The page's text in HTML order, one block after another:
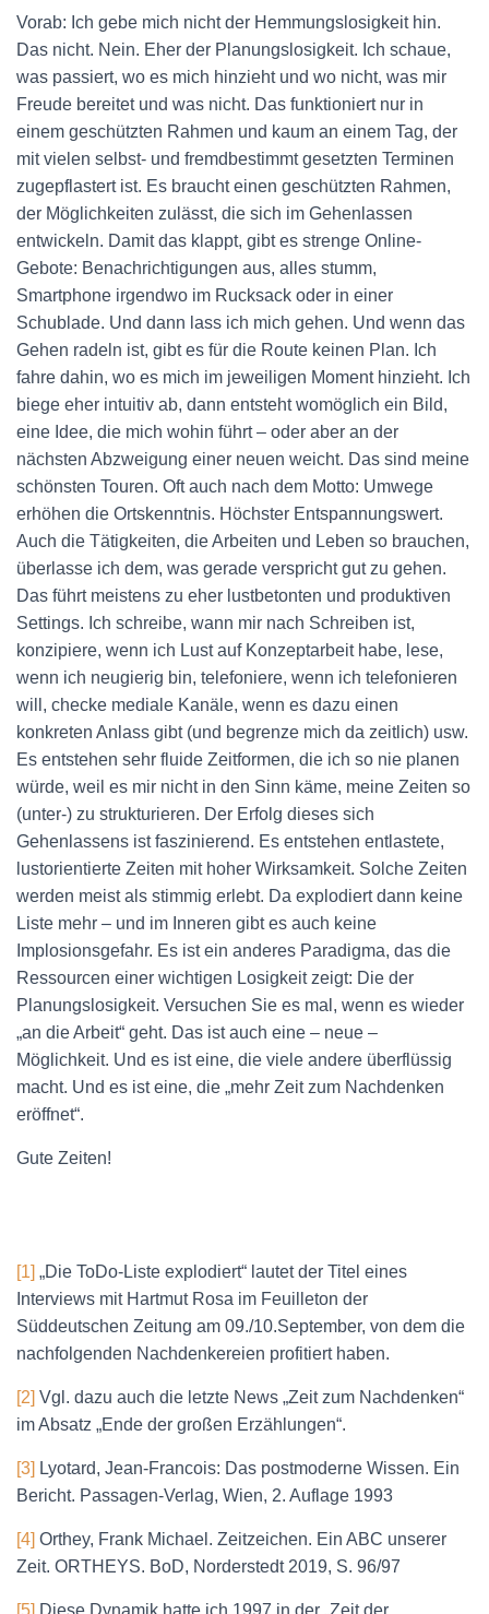
Vorab: Ich gebe mich nicht der Hemmungslosigkeit hin.
Das nicht. Nein. Eher der Planungslosigkeit. Ich schaue,
was passiert, wo es mich hinzieht und wo nicht, was mir
Freude bereitet und was nicht. Das funktioniert nur in
einem geschützten Rahmen und kaum an einem Tag, der
mit vielen selbst- und fremdbestimmt gesetzten Terminen
zugepflastert ist. Es braucht einen geschützten Rahmen,
der Möglichkeiten zulässt, die sich im Gehenlassen
entwickeln. Damit das klappt, gibt es strenge Online-
Gebote: Benachrichtigungen aus, alles stumm,
Smartphone irgendwo im Rucksack oder in einer
Schublade. Und dann lass ich mich gehen. Und wenn das
Gehen radeln ist, gibt es für die Route keinen Plan. Ich
fahre dahin, wo es mich im jeweiligen Moment hinzieht. Ich
biege eher intuitiv ab, dann entsteht womöglich ein Bild,
eine Idee, die mich wohin führt – oder aber an der
nächsten Abzweigung einer neuen weicht. Das sind meine
schönsten Touren. Oft auch nach dem Motto: Umwege
erhöhen die Ortskenntnis. Höchster Entspannungswert.
Auch die Tätigkeiten, die Arbeiten und Leben so brauchen,
überlasse ich dem, was gerade verspricht gut zu gehen.
Das führt meistens zu eher lustbetonten und produktiven
Settings. Ich schreibe, wann mir nach Schreiben ist,
konzipiere, wenn ich Lust auf Konzeptarbeit habe, lese,
wenn ich neugierig bin, telefoniere, wenn ich telefonieren
will, checke mediale Kanäle, wenn es dazu einen
konkreten Anlass gibt (und begrenze mich da zeitlich) usw.
Es entstehen sehr fluide Zeitformen, die ich so nie planen
würde, weil es mir nicht in den Sinn käme, meine Zeiten so
(unter-) zu strukturieren. Der Erfolg dieses sich
Gehenlassens ist faszinierend. Es entstehen entlastete,
lustorientierte Zeiten mit hoher Wirksamkeit. Solche Zeiten
werden meist als stimmig erlebt. Da explodiert dann keine
Liste mehr – und im Inneren gibt es auch keine
Implosionsgefahr. Es ist ein anderes Paradigma, das die
Ressourcen einer wichtigen Losigkeit zeigt: Die der
Planungslosigkeit. Versuchen Sie es mal, wenn es wieder
„an die Arbeit“ geht. Das ist auch eine – neue –
Möglichkeit. Und es ist eine, die viele andere überflüssig
macht. Und es ist eine, die „mehr Zeit zum Nachdenken
eröffnet“.
Gute Zeiten!
[1] „Die ToDo-Liste explodiert“ lautet der Titel eines
Interviews mit Hartmut Rosa im Feuilleton der
Süddeutschen Zeitung am 09./10.September, von dem die
nachfolgenden Nachdenkereien profitiert haben.
[2] Vgl. dazu auch die letzte News „Zeit zum Nachdenken“
im Absatz „Ende der großen Erzählungen“.
[3] Lyotard, Jean-Francois: Das postmoderne Wissen. Ein
Bericht. Passagen-Verlag, Wien, 2. Auflage 1993
[4] Orthey, Frank Michael. Zeitzeichen. Ein ABC unserer
Zeit. ORTHEYS. BoD, Norderstedt 2019, S. 96/97
[5] Diese Dynamik hatte ich 1997 in der „Zeit der